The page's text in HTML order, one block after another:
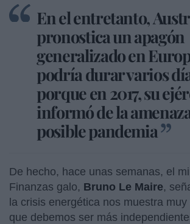
En el entretanto,
pronostica un apagón
generalizado en
podría durar varios
porque en 2017, su
informó de la
posible pandemia
De hecho, hace unas semanas, el
Finanzas galo, Bruno Le Maire,
la crisis energética nos muestra
que debemos ser más